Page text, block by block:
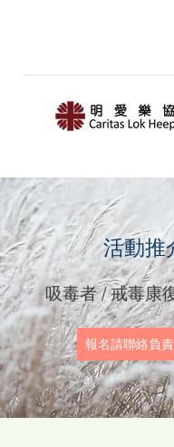
活動推
吸毒者 / 戒毒康
報名請聯絡負